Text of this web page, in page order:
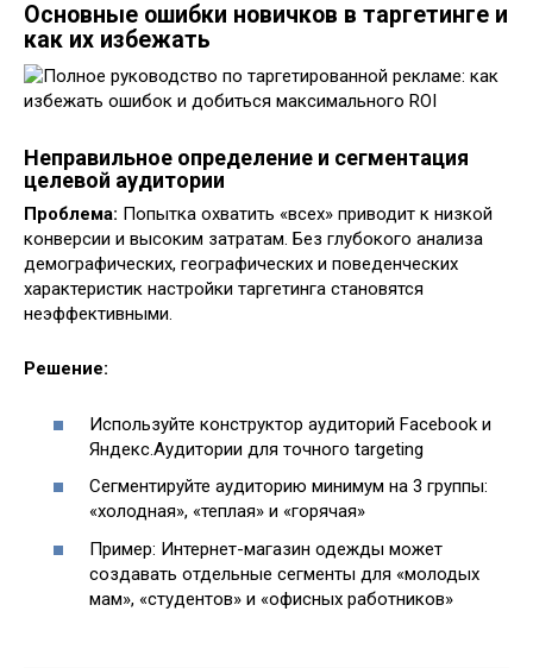
Основные ошибки новичков в таргетинге и
как их избежать
Неправильное определение и сегментация
целевой аудитории
Проблема: Попытка охватить «всех» приводит к низкой
конверсии и высоким затратам. Без глубокого анализа
демографических, географических и поведенческих
характеристик настройки таргетинга становятся
неэффективными.
Решение:
Используйте конструктор аудиторий Facebook и
Яндекс.Аудитории для точного targeting
Сегментируйте аудиторию минимум на 3 группы:
«холодная», «теплая» и «горячая»
Пример: Интернет-магазин одежды может
создавать отдельные сегменты для «молодых
мам», «студентов» и «офисных работников»